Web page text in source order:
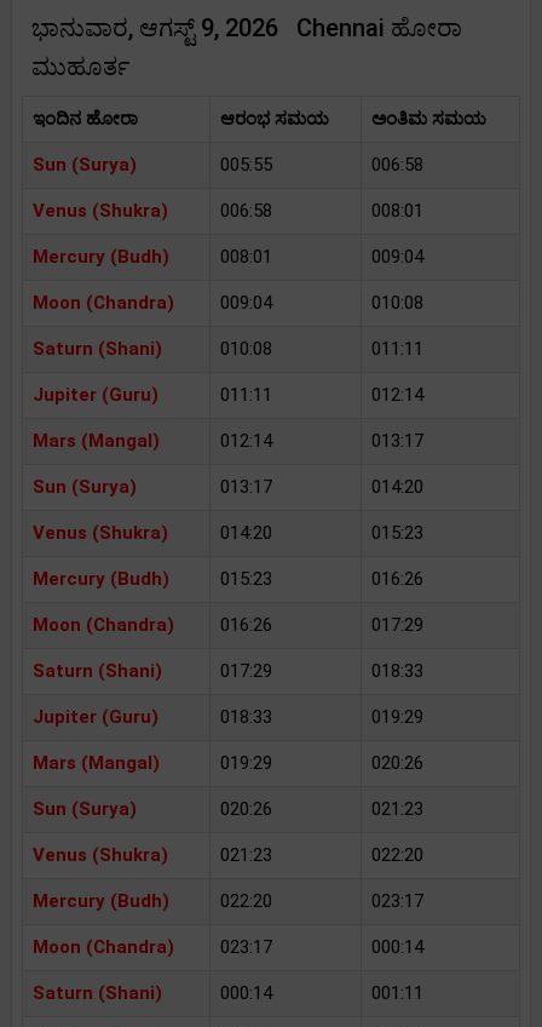
ಭಾನುವಾರ, ಆಗಸ್ಟ್ 9, 2026 Chennai ಹೋರಾ
ಮುಹೂರ್ತ
ಇಂದಿನ ಹೋರಾ ಆರಂಭ ಸಮಯ ಅಂತಿಮ ಸಮಯ
Sun (Surya) 005:55 006:58
Venus (Shukra) 006:58 008:01
Mercury (Budh) 008:01 009:04
Moon (Chandra) 009:04 010:08
Saturn (Shani) 010:08 011:11
Jupiter (Guru) 011:11 012:14
Mars (Mangal) 012:14 013:17
Sun (Surya) 013:17 014:20
Venus (Shukra) 014:20 015:23
Mercury (Budh) 015:23 016:26
Moon (Chandra) 016:26 017:29
Saturn (Shani) 017:29 018:33
Jupiter (Guru) 018:33 019:29
Mars (Mangal) 019:29 020:26
Sun (Surya) 020:26 021:23
Venus (Shukra) 021:23 022:20
Mercury (Budh) 022:20 023:17
Moon (Chandra) 023:17 000:14
Saturn (Shani) 000:14 001:11